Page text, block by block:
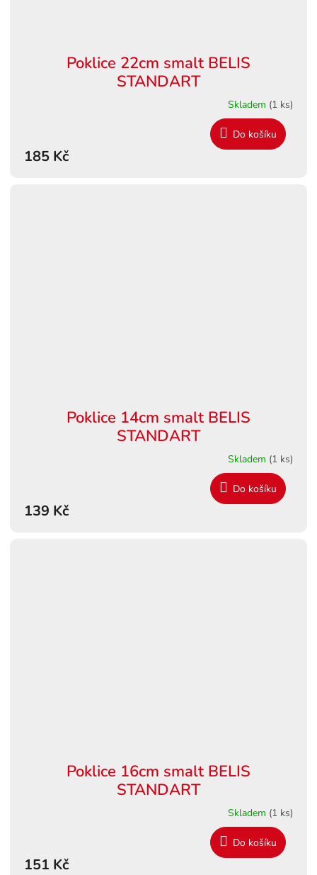
Poklice 22cm smalt BELIS
STANDART
Skladem (1 ks)
185 Kč
Do košíku
Poklice 14cm smalt BELIS
STANDART
Skladem (1 ks)
139 Kč
Do košíku
Poklice 16cm smalt BELIS
STANDART
Skladem (1 ks)
151 Kč
Do košíku